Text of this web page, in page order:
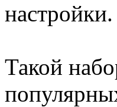
настройки.
Такой